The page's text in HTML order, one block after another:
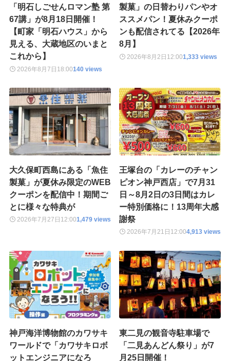
「明石しごせんロマン塾 第
67講」が8月18日開催！
【町家「明石ハウス」から
見える、大蔵地区のいまと
これから】
2026年8月7日 18:00140 views
製菓」の日替わりパンやオ
ススメパン！夏休みクーポ
ンも配信されてる【2026年
8月】
2026年8月2日 12:001,333 views
大久保町西島にある「魚住
製菓」が夏休み限定のWEB
クーポンを配信中！期間ご
とに様々な特典が
2026年7月27日 12:001,479 views
王塚台の「カレーのチャン
ピオン神戸西店」で7月31
日～8月2日の3日間はカレ
ー特別価格に！13周年大感
謝祭
2026年7月21日 12:004,913 views
神戸海洋博物館のカワサキ
ワールドで「カワサキロボ
ットエンジニアになろ
東二見の観音寺駐車場で
「二見あんどん祭り」が7
月25日開催！